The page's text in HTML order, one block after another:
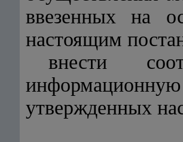
ввезенных на
настоящим
внести
утвержденных